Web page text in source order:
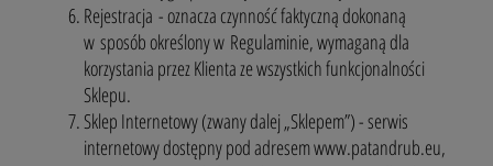
Rejestracja - oznacza czynność faktyczną dokonaną
w sposób określony w Regulaminie, wymaganą dla
korzystania przez Klienta ze wszystkich funkcjonalności
Sklepu.
Sklep Internetowy (zwany dalej „Sklepem”) - serwis
internetowy dostępny pod adresem www.patandrub.eu,